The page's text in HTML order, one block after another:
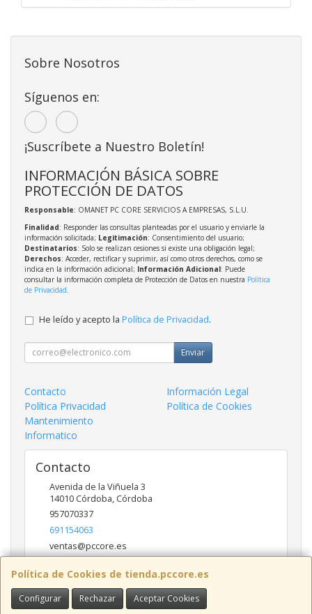
Política de Cookies de tienda.pccore.es
Configurar Rechazar Aceptar Cookies
Sobre Nosotros
Síguenos en:
¡Suscríbete a Nuestro Boletín!
INFORMACIÓN BÁSICA SOBRE
PROTECCIÓN DE DATOS
Responsable: OMANET PC CORE SERVICIOS A EMPRESAS, S.L.U.
Finalidad: Responder las consultas planteadas por el usuario y enviarle la
información solicitada; Legitimación: Consentimiento del usuario;
Destinatarios: Solo se realizan cesiones si existe una obligación legal;
Derechos: Acceder, rectificar y suprimir, así como otros derechos, como se
indica en la información adicional; Información Adicional: Puede
consultar la información completa de Protección de Datos en nuestra Política
de Privacidad
He leído y acepto la Política de Privacidad.
Enviar
Contacto
Información Legal
Política Privacidad
Política de Cookies
Mantenimiento
Informatico
Contacto
Avenida de la Viñuela 3
14010 Córdoba, Córdoba
957070337
691154063
ventas@pccore.es
Horario
10-13:30